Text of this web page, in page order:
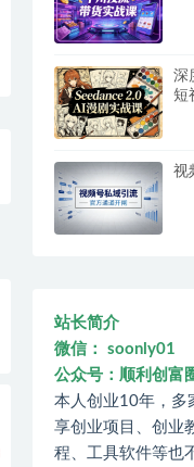
深
短
视
站长简介
微信： soonly01
公众号：顺利创富
本人创业10年，多
享创业项目、创业
程、工具软件等也